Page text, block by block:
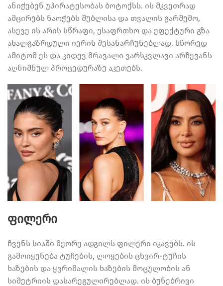
ანიჭებენ უპირატესობას ბოტოქსს. ის მკვეთრად
ამცირებს ნაოჭებს შუბლისა და თვალის გარშემო,
ასევე ის არის სწრაფი, უსაფრთხო და ეფექტური გზა
ახალგაზრდული იერის შესანარჩუნებლად. სწორედ
ამიტომ ეს და კიდევ მრავალი ვარსკვლავი არჩევანს
აღნიშნულ პროცედურაზე აკეთებს.
ფილერი
ჩვენს სიაში მეორე ადგილს ფილერი იკავებს. ის
გამოიყენება ტუჩების, ლოყების ცხვირ-ტუჩის
ხაზების და ყვრიმალის ხაზების მოცულობის ან
სიმეტრიის დასარეგულირებლად. ის ბუნებრივი